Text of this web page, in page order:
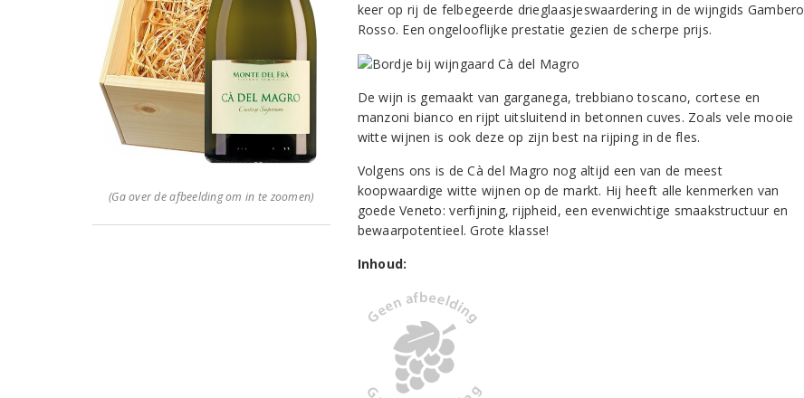
(Ga over de afbeelding om in te zoomen)
keer op rij de felbegeerde drieglaasjeswaardering in de wijngids Gambero
Rosso. Een ongelooflijke prestatie gezien de scherpe prijs.
De wijn is gemaakt van garganega, trebbiano toscano, cortese en
manzoni bianco en rijpt uitsluitend in betonnen cuves. Zoals vele mooie
witte wijnen is ook deze op zijn best na rijping in de fles.
Volgens ons is de Cà del Magro nog altijd een van de meest
koopwaardige witte wijnen op de markt. Hij heeft alle kenmerken van
goede Veneto: verfijning, rijpheid, een evenwichtige smaakstructuur en
bewaarpotentieel. Grote klasse!
Inhoud: